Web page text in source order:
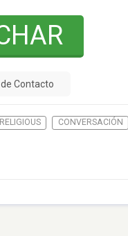
Contacto
RELIGIOUS CONVERSACIÓN